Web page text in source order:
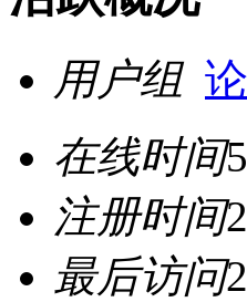
用户组
在线时间
注册时间
最后访问